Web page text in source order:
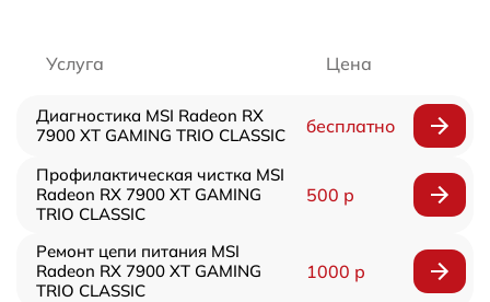
Услуга Цена
Диагностика MSI Radeon RX
7900 XT GAMING TRIO CLASSIC
бесплатно
Профилактическая чистка MSI
Radeon RX 7900 XT GAMING
TRIO CLASSIC
500 р
Ремонт цепи питания MSI
Radeon RX 7900 XT GAMING
TRIO CLASSIC
1000 р